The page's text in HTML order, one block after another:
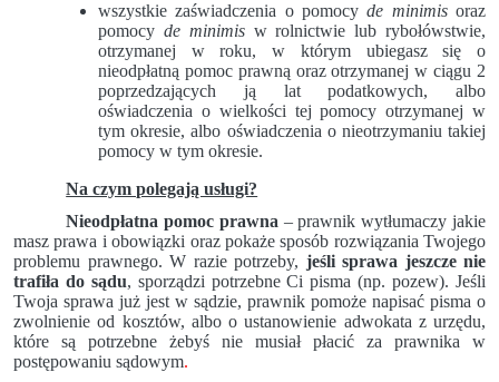
wszystkie zaświadczenia o pomocyde minimisoraz
pomocy de minimisw rolnictwie lub rybołówstwie,
otrzymanej w roku, w którym ubiegasz się o
nieodpłatną pomoc prawną oraz otrzymanej w ciągu 2
poprzedzających ją lat podatkowych, albo
oświadczenia o wielkości tej pomocy otrzymanej w
tym okresie, albo oświadczenia o nieotrzymaniu takiej
pomocy w tym okresie.
Na czym polegają usługi?
Nieodpłatna pomoc prawna – prawnik wytłumaczy jakie
masz prawa i obowiązki oraz pokaże sposób rozwiązania Twojego
problemu prawnego. W razie potrzeby, jeśli sprawa jeszcze nie
trafiła do sądu, sporządzi potrzebne Ci pisma (np. pozew). Jeśli
Twoja sprawa już jest w sądzie, prawnik pomoże napisać pisma o
zwolnienie od kosztów, albo o ustanowienie adwokata z urzędu,
które są potrzebne żebyś nie musiał płacić za prawnika w
postępowaniu sądowym.